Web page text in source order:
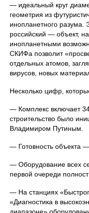
— идеальный круг
геометрия из
инопланетного разума.
российский — объект,
инопланетными
СКИФа позволит
отдельных атомов,
вирусов, новых
Несколько цифр,
— Комплекс включает
строительство было
Владимиром Путиным.
— Готовность объекта
— Оборудование всех
первой очереди
— На станциях
«Диагностика в